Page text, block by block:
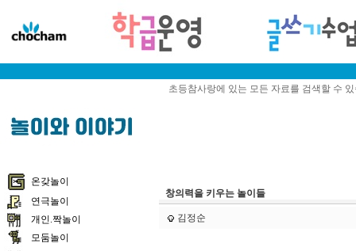
초등참사랑에 있는 모든 자료를 검색할 수
온갖놀이
연극놀이
개인.짝놀이
모둠놀이
창의력을 키우는 놀이들
김정순